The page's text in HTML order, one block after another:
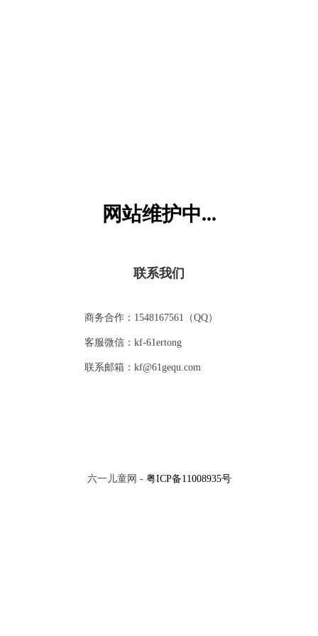
网站维护中...
联系我们
商务合作：1548167561（QQ）
客服微信：kf-61ertong
联系邮箱：kf@61gequ.com
六一儿童网 - 粤ICP备11008935号